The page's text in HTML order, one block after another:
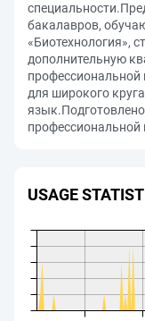
бакалавров,
«Биотехнология»,
дополнительную
для широкого
USAGE